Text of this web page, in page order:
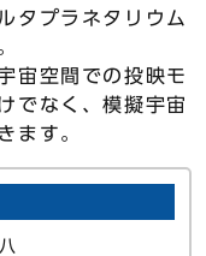
タプラネタリウム
宙空間での投映モ
でなく、模擬宇宙
ます。